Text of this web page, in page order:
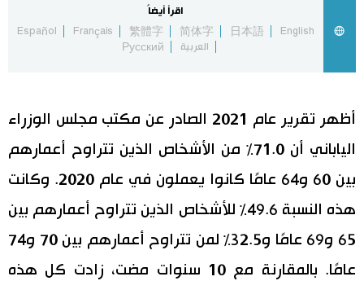
اقتصاد
ثقافة
المطبخ الياباني
تواصل معنا
اقرأ أيضاً
English
日本語
简体字
繁體字
Français
Español
العربية
Русский
أظهر تقرير عام 2021 الصادر عن مكتب مجلس الوزراء
الياباني أن 71.0٪ من الأشخاص الذين تتراوح أعمارهم
بين 60 و64 عامًا كانوا يعملون في عام 2020. وكانت
هذه النسبة 49.6٪ للأشخاص الذين تتراوح أعمارهم بين
65 و69 عامًا و32.5٪ لمن تتراوح أعمارهم بين 70 و74
عامًا. بالمقارنة مع 10 سنوات مضت، زادت كل هذه